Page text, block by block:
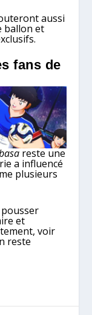
aussi
ballon et
fans de
reste une
a influencé
plusieurs
et
voir
reste